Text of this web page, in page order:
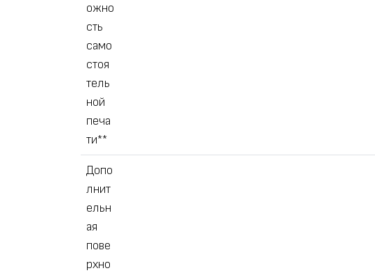
ожно
сть
само
стоя
тель
ной
печа
ти**
Допо
лнит
ельн
ая
пове
рхно